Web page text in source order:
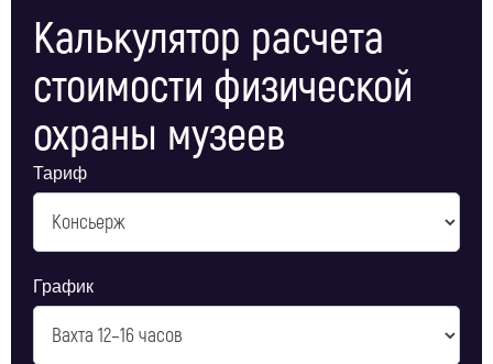
Калькулятор расчета
стоимости физической
охраны музеев
Тариф
График